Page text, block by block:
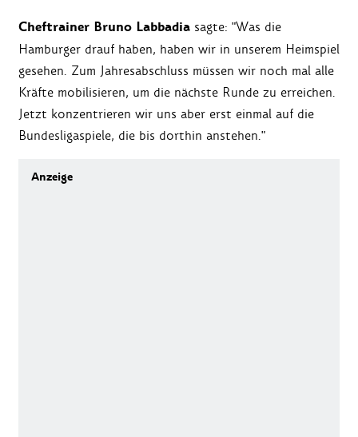
Cheftrainer Bruno Labbadia sagte: "Was die
Hamburger drauf haben, haben wir in unserem Heimspiel
gesehen. Zum Jahresabschluss müssen wir noch mal alle
Kräfte mobilisieren, um die nächste Runde zu erreichen.
Jetzt konzentrieren wir uns aber erst einmal auf die
Bundesligaspiele, die bis dorthin anstehen."